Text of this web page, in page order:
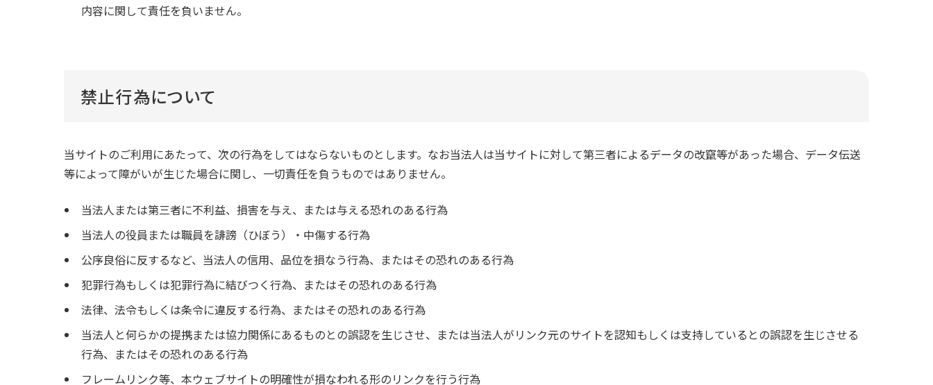
内容に関して責任を負いません。
禁止行為について
当サイトのご利用にあたって、次の行為をしてはならないものとします。なお当法人は当サイトに対して第三者によるデータの改竄等があった場合、データ伝送
等によって障がいが生じた場合に関し、一切責任を負うものではありません。
当法人または第三者に不利益、損害を与え、または与える恐れのある行為
当法人の役員または職員を誹謗（ひぼう）・中傷する行為
公序良俗に反するなど、当法人の信用、品位を損なう行為、またはその恐れのある行為
犯罪行為もしくは犯罪行為に結びつく行為、またはその恐れのある行為
法律、法令もしくは条令に違反する行為、またはその恐れのある行為
当法人と何らかの提携または協力関係にあるものとの誤認を生じさせ、または当法人がリンク元のサイトを認知もしくは支持しているとの誤認を生じさせる
行為、またはその恐れのある行為
フレームリンク等、本ウェブサイトの明確性が損なわれる形のリンクを行う行為